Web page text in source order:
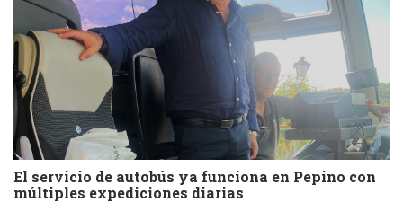
El servicio de autobús ya funciona en Pepino con
múltiples expediciones diarias